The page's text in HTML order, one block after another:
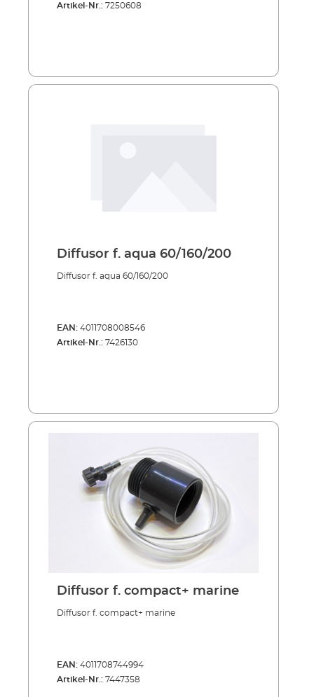
Artikel-Nr.: 7250608
Diffusor f. aqua 60/160/200
Diffusor f. aqua 60/160/200
EAN: 4011708008546
Artikel-Nr.: 7426130
Diffusor f. compact+ marine
Diffusor f. compact+ marine
EAN: 4011708744994
Artikel-Nr.: 7447358